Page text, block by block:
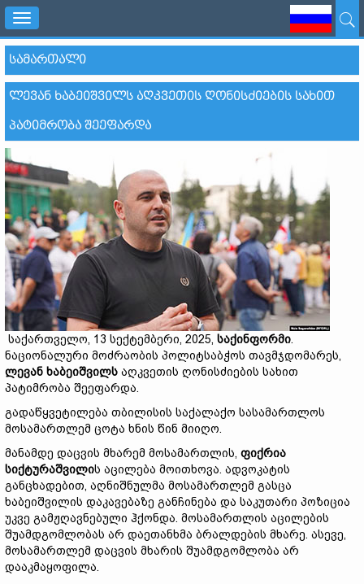
Toggle
navigation
ᲡᲐᲛᲐᲠᲗᲐᲚᲘ
ᲚᲔᲕᲐᲜ ᲮᲐᲑᲔᲘᲨᲕᲘᲚᲡ ᲐᲦᲙᲕᲔᲗᲘᲡ ᲦᲝᲜᲘᲡᲫᲘᲔᲑᲘᲡ ᲡᲐᲮᲘᲗ
ᲞᲐᲢᲘᲛᲠᲝᲑᲐ ᲨᲔᲔᲤᲐᲠᲓᲐ
საქართველო, 13 სექტემბერი, 2025, საქინფორმი.
ნაციონალური მოძრაობის პოლიტსაბჭოს თავმჯდომარეს,
ლევან ხაბეიშვილს აღკვეთის ღონისძიების სახით
პატიმრობა შეეფარდა.
გადაწყვეტილება თბილისის საქალაქო სასამართლოს
მოსამართლემ ცოტა ხნის წინ მიიღო.
მანამდე დაცვის მხარემ მოსამართლის, ფიქრია
სიქტურაშვილის აცილება მოითხოვა. ადვოკატის
განცხადებით, აღნიშნულმა მოსამართლემ გასცა
ხაბეიშვილის დაკავებაზე განჩინება და საკუთარი პოზიცია
უკვე გამჟღავნებული ჰქონდა. მოსამართლის აცილების
შუამდგომლობას არ დაეთანხმა ბრალდების მხარე. ასევე,
მოსამართლემ დაცვის მხარის შუამდგომლობა არ
დააკმაყოფილა.